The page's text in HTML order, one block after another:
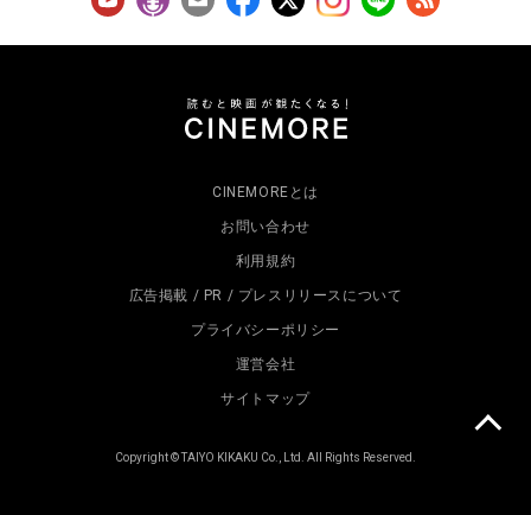
CINEMOREとは
お問い合わせ
利用規約
広告掲載 / PR / プレスリリースについて
プライバシーポリシー
運営会社
サイトマップ
Copyright © TAIYO KIKAKU Co., Ltd. All Rights Reserved.